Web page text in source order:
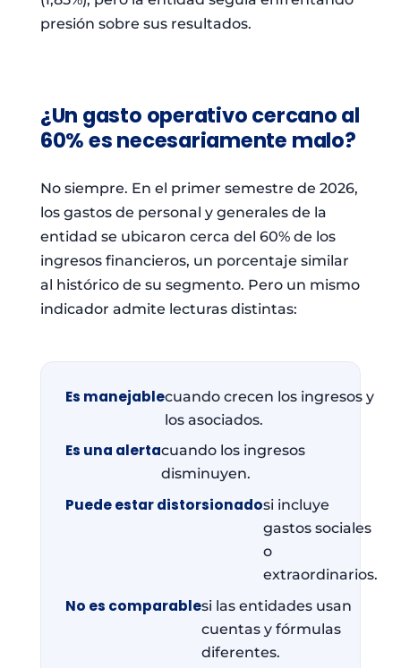
presión sobre sus resultados.
¿Un gasto operativo cercano al
60% es necesariamente malo?
No siempre. En el primer semestre de 2026,
los gastos de personal y generales de la
entidad se ubicaron cerca del 60% de los
ingresos financieros, un porcentaje similar
al histórico de su segmento. Pero un mismo
indicador admite lecturas distintas:
Es manejablecuando crecen los ingresos y
los asociados.
Es una alertacuando los ingresos
disminuyen.
Puede estar distorsionadosi incluye
gastos sociales
o
extraordinarios.
No es comparablesi las entidades usan
cuentas y fórmulas
diferentes.